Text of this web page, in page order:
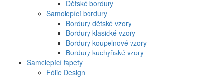
Dětské bordury
Samolepící bordury
Bordury dětské vzory
Bordury klasické vzory
Bordury koupelnové vzory
Bordury kuchyňské vzory
Samolepící tapety
Fólie Design